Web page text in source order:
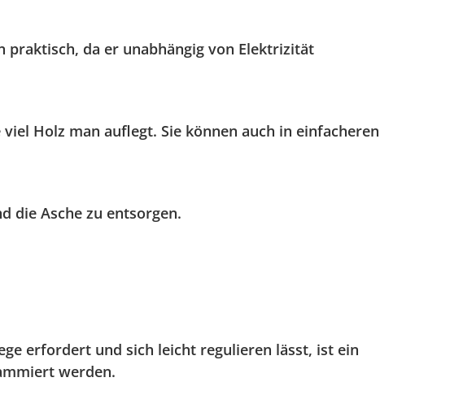
da er unabhängig von Elektrizität
Holz man auflegt. Sie können auch in einfacheren
die Asche zu entsorgen.
erfordert und sich leicht regulieren lässt, ist ein
werden.